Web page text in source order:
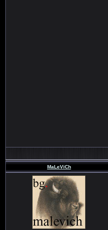
MaLeViCh